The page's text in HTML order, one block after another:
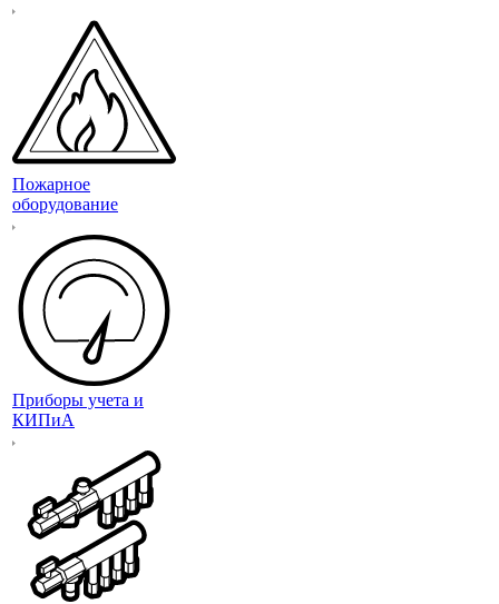
Пожарное
оборудование
Приборы учета и
КИПиА